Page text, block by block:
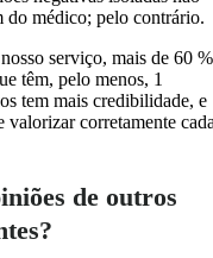
do médico; pelo contrário.
serviço, mais de 60 %
têm, pelo menos, 1
tem mais credibilidade, e
valorizar corretamente
de outros